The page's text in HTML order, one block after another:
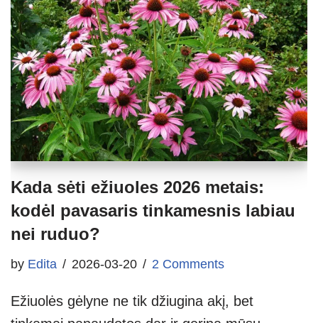
Kada sėti ežiuoles 2026 metais:
kodėl pavasaris tinkamesnis labiau
nei ruduo?
by Edita 2026-03-20 2 Comments
Ežiuolės gėlyne ne tik džiugina akį, bet